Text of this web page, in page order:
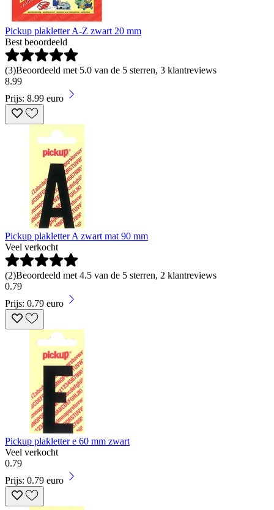
Pickup plakletter A-Z zwart 20 mm
Best beoordeeld
(3)Beoordeeld met 5.0 van de 5 sterren, 3 klantreviews
8.99
Prijs: 8.99 euro
Pickup plakletter A zwart mat 90 mm
Veel verkocht
(2)Beoordeeld met 4.5 van de 5 sterren, 2 klantreviews
0.79
Prijs: 0.79 euro
Pickup plakletter e 60 mm zwart
Veel verkocht
0.79
Prijs: 0.79 euro